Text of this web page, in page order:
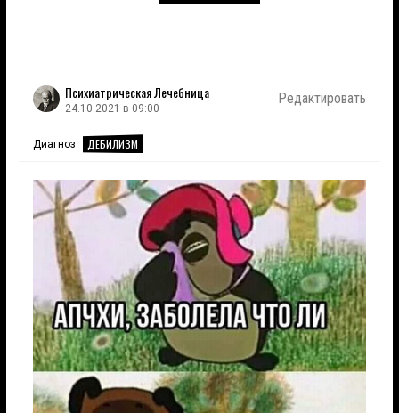
Психиатрическая Лечебница
24.10.2021 в 09:00
Редактировать
Диагноз: ДЕБИЛИЗМ